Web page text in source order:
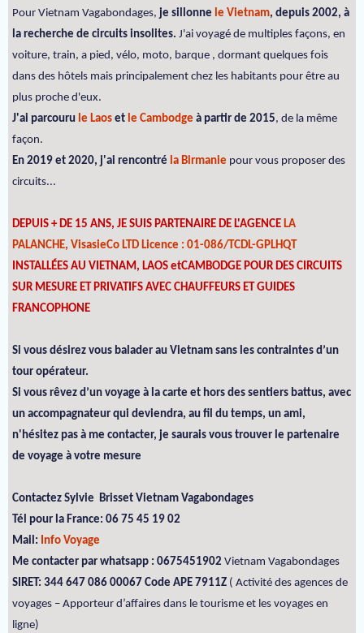
Pour Vietnam Vagabondages, je sillonne le Vietnam, depuis 2002, à
la recherche de circuits insolites. J'ai voyagé de multiples façons, en
voiture, train, a pied, vélo, moto, barque , dormant quelques fois
dans des hôtels mais principalement chez les habitants pour être au
plus proche d'eux.
J'ai parcouru le Laos et le Cambodge à partir de 2015, de la même
façon.
En 2019 et 2020, j'ai rencontré la Birmanie pour vous proposer des
circuits...
DEPUIS + DE 15 ANS, JE SUIS PARTENAIRE DE L'AGENCE LA
PALANCHE, VisasieCo LTD Licence : 01-086/TCDL-GPLHQT
INSTALLÉES AU VIETNAM, LAOS etCAMBODGE POUR DES CIRCUITS
SUR MESURE ET PRIVATIFS AVEC CHAUFFEURS ET GUIDES
FRANCOPHONE
Si vous désirez vous balader au Vietnam sans les contraintes d’un
tour opérateur.
Si vous rêvez d’un voyage à la carte et hors des sentiers battus, avec
un accompagnateur qui deviendra, au fil du temps, un ami,
n'hésitez pas à me contacter, je saurais vous trouver le partenaire
de voyage à votre mesure
Contactez Sylvie Brisset Vietnam Vagabondages
Tél pour la France: 06 75 45 19 02
Mail: Info Voyage
Me contacter par whatsapp : 0675451902 Vietnam Vagabondages
SIRET: 344 647 086 00067 Code APE 7911Z ( Activité des agences de
voyages – Apporteur d’affaires dans le tourisme et les voyages en
ligne)